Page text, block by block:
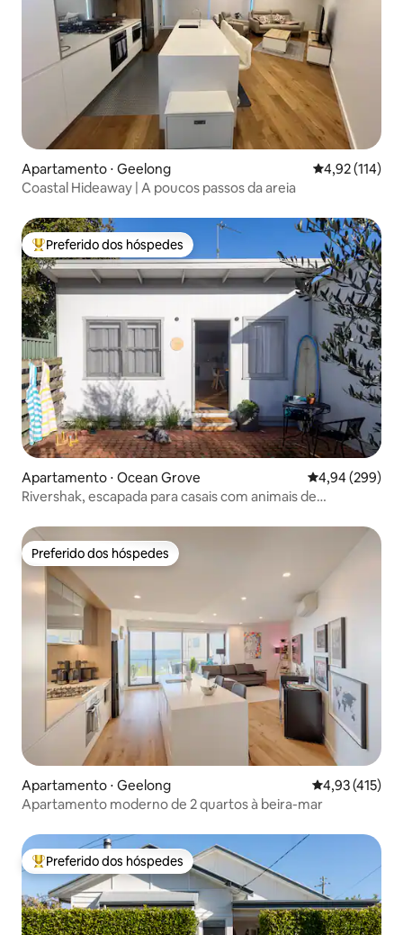
Apartamento ⋅ Geelong 4,92 de uma
4,92 (114)
Coastal Hideaway | A poucos passos da areia
Entre os melhores preferidos dos hóspedes
Preferido dos hóspedes
Apartamento ⋅ Ocean Grove 4,94 de uma
4,94 (299)
Rivershak, escapada para casais com animais de
Preferido dos hóspedes
Preferido dos hóspedes
Apartamento ⋅ Geelong 4,93 de uma
4,93 (415)
Apartamento moderno de 2 quartos à beira-mar
Entre os melhores preferidos dos hóspedes
Preferido dos hóspedes